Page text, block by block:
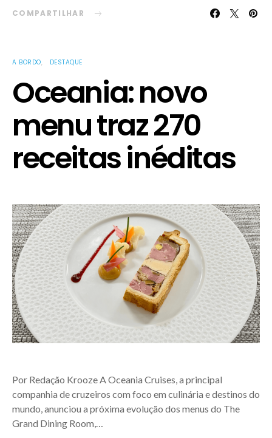
COMPARTILHAR
A BORDO DESTAQUE
Oceania: novo
menu traz 270
receitas inéditas
Por Redação Krooze A Oceania Cruises, a principal
companhia de cruzeiros com foco em culinária e destinos do
mundo, anunciou a próxima evolução dos menus do The
Grand Dining Room,…